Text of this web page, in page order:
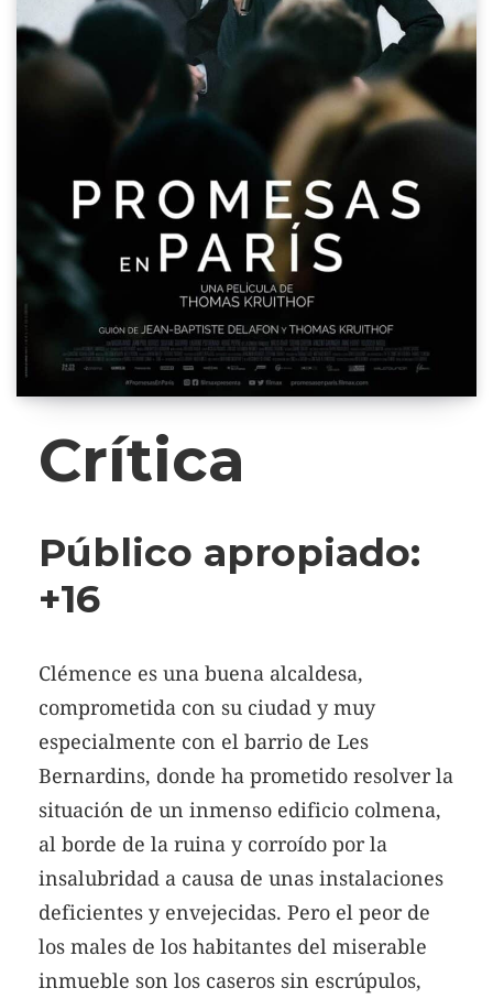
Crítica
Público apropiado:
+16
Clémence es una buena alcaldesa,
comprometida con su ciudad y muy
especialmente con el barrio de Les
Bernardins, donde ha prometido resolver la
situación de un inmenso edificio colmena,
al borde de la ruina y corroído por la
insalubridad a causa de unas instalaciones
deficientes y envejecidas. Pero el peor de
los males de los habitantes del miserable
inmueble son los caseros sin escrúpulos,